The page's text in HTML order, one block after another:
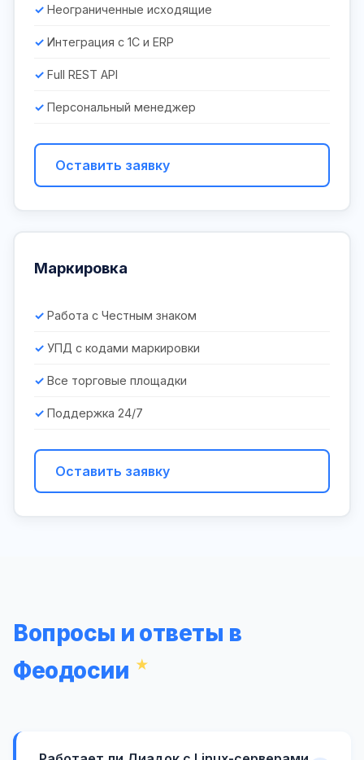
Неограниченные исходящие
Интеграция с 1С и ERP
Full REST API
Персональный менеджер
Оставить заявку
Маркировка
Работа с Честным знаком
УПД с кодами маркировки
Все торговые площадки
Поддержка 24/7
Оставить заявку
Вопросы и ответы в
Феодосии